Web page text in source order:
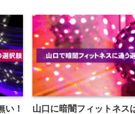
い！
山口に暗闇フィットネス